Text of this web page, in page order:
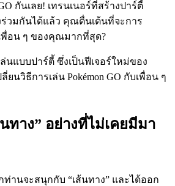
กันเลย! เทรนเนอร์ที่สร้างปาร์ตี้
ร่วมกันได้แล้ว คุณตื่นเต้นที่จะการ
พื่อน ๆ ของคุณมากที่สุด?
ล่นแบบปาร์ตี้ ซึ่งเป็นฟีเจอร์ใหม่ของ
ยนวิธีการเล่น Pokémon GO กับเพื่อน ๆ
ทาง” อย่างที่ไม่เคยมีมา
ท่านจะสนุกกับ “เส้นทาง” และได้ออก